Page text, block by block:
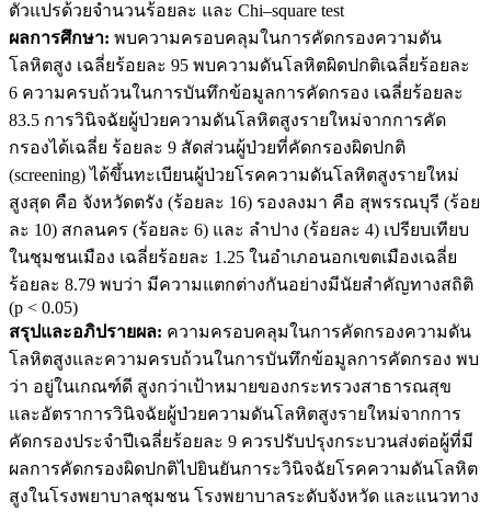
ตัวแปรด้วยจำนวนร้อยละ และ Chi–square test
ผลการศึกษา: พบความครอบคลุมในการคัดกรองความดัน
โลหิตสูง เฉลี่ยร้อยละ 95 พบความดันโลหิตผิดปกติเฉลี่ยร้อยละ
6 ความครบถ้วนในการบันทึกข้อมูลการคัดกรอง เฉลี่ยร้อยละ
83.5 การวินิจฉัยผู้ป่วยความดันโลหิตสูงรายใหม่จากการคัด
กรองได้เฉลี่ย ร้อยละ 9 สัดส่วนผู้ป่วยที่คัดกรองผิดปกติ
(screening) ได้ขึ้นทะเบียนผู้ป่วยโรคความดันโลหิตสูงรายใหม่
สูงสุด คือ จังหวัดตรัง (ร้อยละ 16) รองลงมา คือ สุพรรณบุรี (ร้อย
ละ 10) สกลนคร (ร้อยละ 6) และ ลําปาง (ร้อยละ 4) เปรียบเทียบ
ในชุมชนเมือง เฉลี่ยร้อยละ 1.25 ในอำเภอนอกเขตเมืองเฉลี่ย
ร้อยละ 8.79 พบว่า มีความแตกต่างกันอย่างมีนัยสําคัญทางสถิติ
(p < 0.05)
สรุปและอภิปรายผล: ความครอบคลุมในการคัดกรองความดัน
โลหิตสูงและความครบถ้วนในการบันทึกข้อมูลการคัดกรอง พบ
ว่า อยู่ในเกณฑ์ดี สูงกว่าเป้าหมายของกระทรวงสาธารณสุข
และอัตราการวินิจฉัยผู้ป่วยความดันโลหิตสูงรายใหม่จากการ
คัดกรองประจำปีเฉลี่ยร้อยละ 9 ควรปรับปรุงกระบวนส่งต่อผู้ที่มี
ผลการคัดกรองผิดปกติไปยินยันการะวินิจฉัยโรคความดันโลหิต
สูงในโรงพยาบาลชุมชน โรงพยาบาลระดับจังหวัด และแนวทาง